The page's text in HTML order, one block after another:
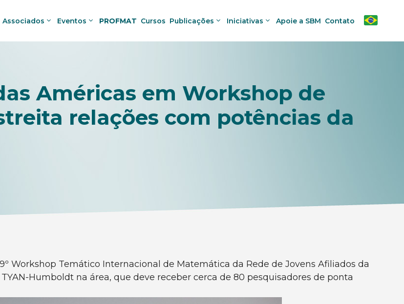
Associados Eventos PROFMAT Cursos Publicações Iniciativas Apoie a SBM Contato
Américas em Workshop de
relações com potências da
Workshop Temático Internacional de Matemática da Rede de Jovens Afiliados da
Humboldt na área, que deve receber cerca de 80 pesquisadores de ponta